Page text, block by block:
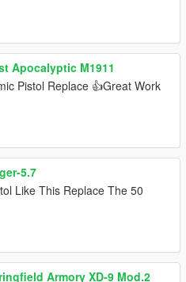
Apocalyptic M1911
Pistol Replace 👍Great Work
5.7
Like This Replace The 50
Armory XD-9 Mod.2